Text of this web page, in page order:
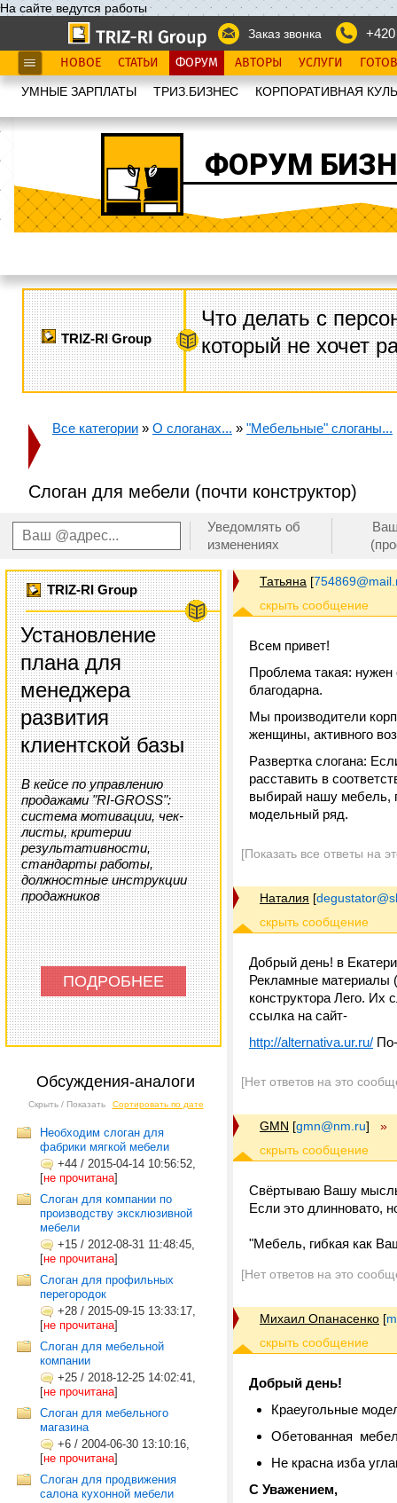
На сайте ведутся работы
Заказ звонка
НОВОЕ СТАТЬИ ФОРУМ АВТОРЫ УСЛУГИ
УМНЫЕ ЗАРПЛАТЫ ТРИЗ.БИЗНЕС КОРПОРАТИВНАЯ
ФОРУМ
TRIZ-RI Group
Что делать с
который не хочет
Все категории » О слоганах... » "Мебельные" слоганы...
Слоган для мебели (почти конструктор)
Уведомлять об
изменениях
TRIZ-RI Group
Установление
плана для
менеджера
развития
клиентской базы
В кейсе по управлению
продажами "RI-GROSS":
система мотивации, чек-
листы, критерии
результативности,
стандарты работы,
должностные инструкции
продажников
ПОДРОБНЕЕ
Обсуждения-аналоги
Скрыть / Показать Сортировать по дате
Необходим слоган для
фабрики мягкой мебели
+44 / 2015-04-14 10:56:52,
[не прочитана]
Слоган для компании по
производству эксклюзивной
мебели
+15 / 2012-08-31 11:48:45,
[не прочитана]
Слоган для профильных
перегородок
+28 / 2015-09-15 13:33:17,
[не прочитана]
Слоган для мебельной
компании
+25 / 2018-12-25 14:02:41,
[не прочитана]
Слоган для мебельного
магазина
+6 / 2004-06-30 13:10:16,
[не прочитана]
Слоган для продвижения
салона кухонной мебели
Татьяна [
Всем привет!
Проблема такая: нужен
благодарна.
Мы производители
женщины, активного
Развертка слогана:
расставить в
выбирай нашу мебель,
модельный ряд.
[Показать все ответы на
Наталия [
Добрый день! в
Рекламные материалы
конструктора Лего. Их
ссылка на сайт-
http://alternativa.ur.ru/
[Нет ответов на это
GMN [gmn@nm.ru] »
Свёртываю Вашу
Если это длинновато,
"Мебель, гибкая как
[Нет ответов на это
Михаил Опанасенко [
Добрый день!
Краеугольные
Обетованная
Не красна изба
С Уважением,